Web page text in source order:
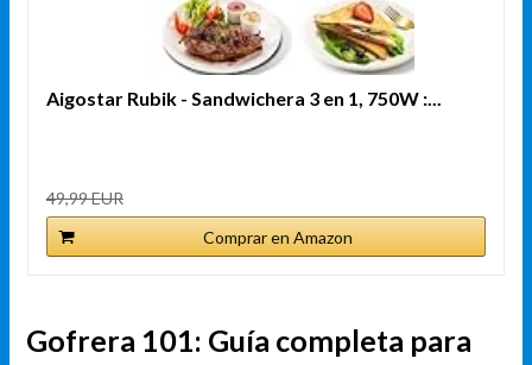
Aigostar Rubik - Sandwichera 3 en 1, 750W :...
49,99 EUR
Comprar en Amazon
Gofrera 101: Guía completa para